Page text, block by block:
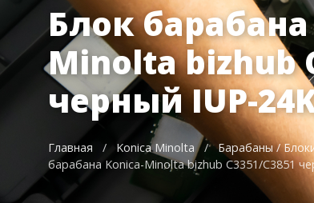
Блок
Minolta bizhub
черный IUP-
Главная / Konica Minolta / Барабаны /
барабана Konica-Minolta bizhub C3351/C3851